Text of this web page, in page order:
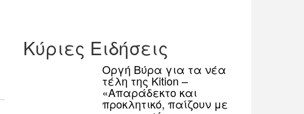
Κύριες Ειδήσεις
Οργή Βύρα για τα νέα
τέλη της Kition –
«Απαράδεκτο και
προκλητικό, παίζουν με